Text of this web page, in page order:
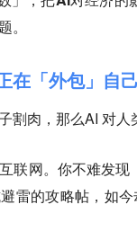
。
在「外包」自
割肉，那么AI 对人
联网。你不难发
雷的攻略帖，如